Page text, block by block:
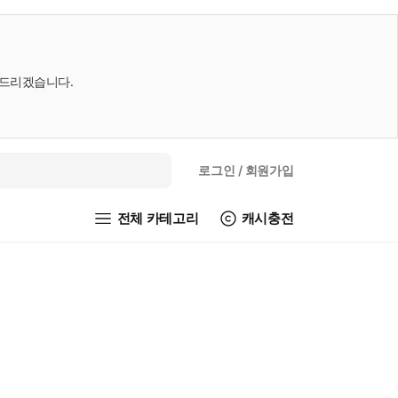
리겠습니다.
로그인 / 회원가입
전체 카테고리 캐시충전